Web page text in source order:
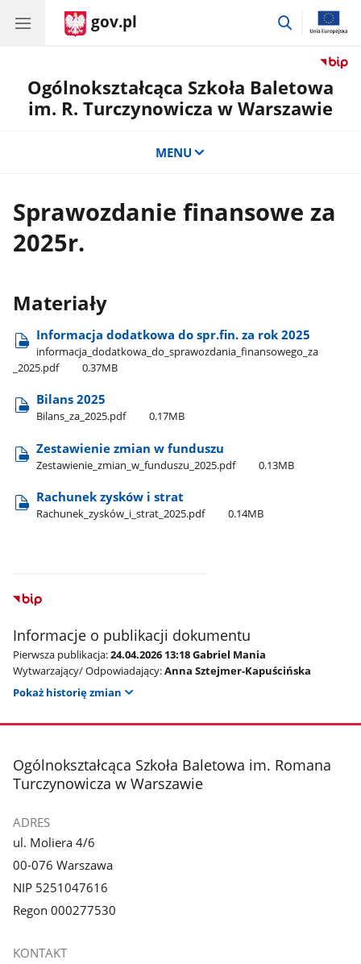
gov.pl
przejdź
Ogólnokształcąca Szkoła Baletowa
im. R. Turczynowicza w Warszawie
MENU
Sprawozdanie finansowe za
2025r.
Materiały
Informacja dodatkowa do spr.fin. za rok 2025
informacja​_dodatkowa​_do​_sprawozdania​_finansowego​_za​
_2025.pdf
0.37MB
Bilans 2025
Bilans​_za​_2025.pdf 0.17MB
Zestawienie zmian w funduszu
Zestawienie​_zmian​_w​_funduszu​_2025.pdf 0.13MB
Rachunek zysków i strat
Rachunek​_zysków​_i​_strat​_2025.pdf 0.14MB
Informacje o publikacji dokumentu
Pierwsza publikacja:24.04.2026 13:18 Gabriel Mania
Wytwarzający/ Odpowiadający:Anna Sztejmer-Kapuścińska
Pokaż historię zmian
stopka
Ogólnokształcąca Szkoła Baletowa im. Romana
Turczynowicza w Warszawie
ADRES
ul. Moliera 4/6
00-076 Warszawa
NIP 5251047616
Regon 000277530
KONTAKT